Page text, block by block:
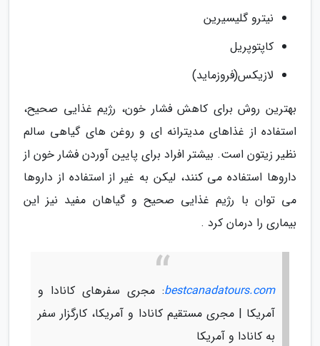
نیترو گلیسیرین
کاپتوپریل
لازیکس(فروزماید)
بهترین روش برای کاهش فشار خون، رژیم غذایی صحیح،
استفاده از غذاهای مدیترانه ای و روغن های گیاهی سالم
نظیر زیتون است. بیشتر افراد برای پایین آوردن فشار خون از
داروها استفاده می کنند، لیکن به غیر از استفاده از داروها
می توان با رژیم غذایی صحیح و گیاهان مفید نیز این
بیماری را درمان کرد .
bestcanadatours.com: مجری سفرهای کانادا و
آمریکا | مجری مستقیم کانادا و آمریکا، کارگزار سفر
به کانادا و آمریکا